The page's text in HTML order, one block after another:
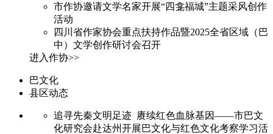
市作协邀请文学名家开展“四龛福城”主题采风创作
活动
四川省作家协会重点扶持作品暨2025全省区域（巴
中）文学创作研讨会召开
进入作协>>
巴文化
县区动态
追寻先秦文明足迹 赓续红色血脉基因——市巴文
化研究会赴达州开展巴文化与红色文化考察学习活